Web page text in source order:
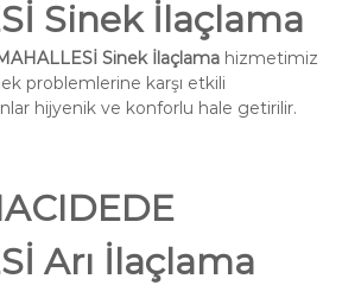
Sinek İlaçlama
Sinek İlaçlamahizmetimiz
problemlerine karşı etkili
hijyenik ve konforlu hale getirilir.
Arı İlaçlama